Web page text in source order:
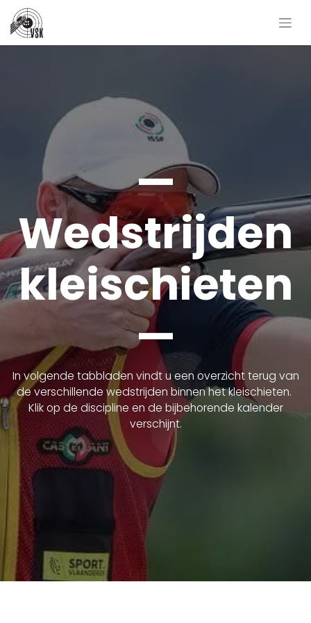
—
Wedstrijden
kleischieten
—
In volgende tabbladen vindt u een overzicht terug van
de verschillende wedstrijden binnen het kleischieten.
Klik op de discipline en de bijbehorende kalender
verschijnt.